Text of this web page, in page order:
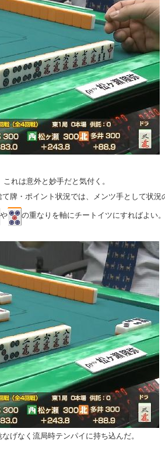
れは意外と妙手だと気付く。
牌・ポイント状況では、メンツ手として状況
や
の重なりを軸にチートイツにすればよい。
げなく流局時テンパイに持ち込んだ。